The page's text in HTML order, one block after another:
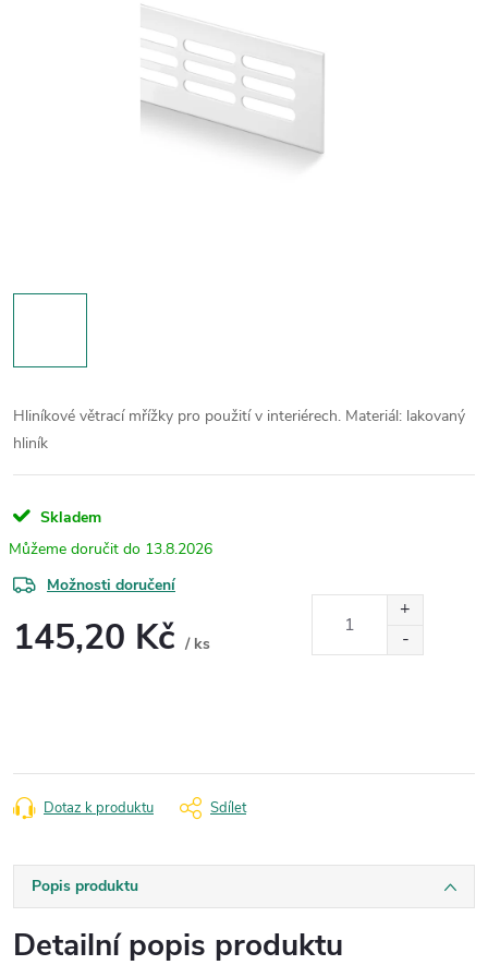
Hliníkové větrací mřížky pro použití v interiérech. Materiál: lakovaný
hliník
Skladem
13.8.2026
Možnosti doručení
145,20 Kč / ks
Dotaz k produktu Sdílet
Popis produktu
Detailní popis produktu